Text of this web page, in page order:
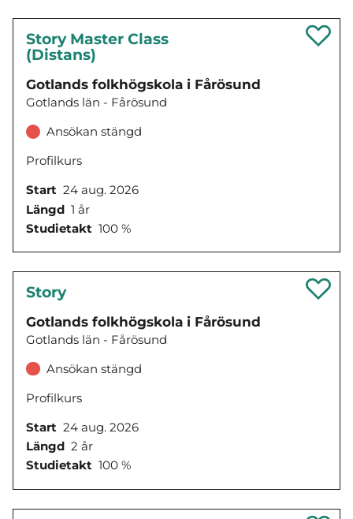
Story Master Class
(Distans)
Gotlands folkhögskola i Fårösund
Gotlands län - Fårösund
Ansökan stängd
Profilkurs
Start 24 aug. 2026
Längd 1 år
Studietakt 100 %
Story
Gotlands folkhögskola i Fårösund
Gotlands län - Fårösund
Ansökan stängd
Profilkurs
Start 24 aug. 2026
Längd 2 år
Studietakt 100 %